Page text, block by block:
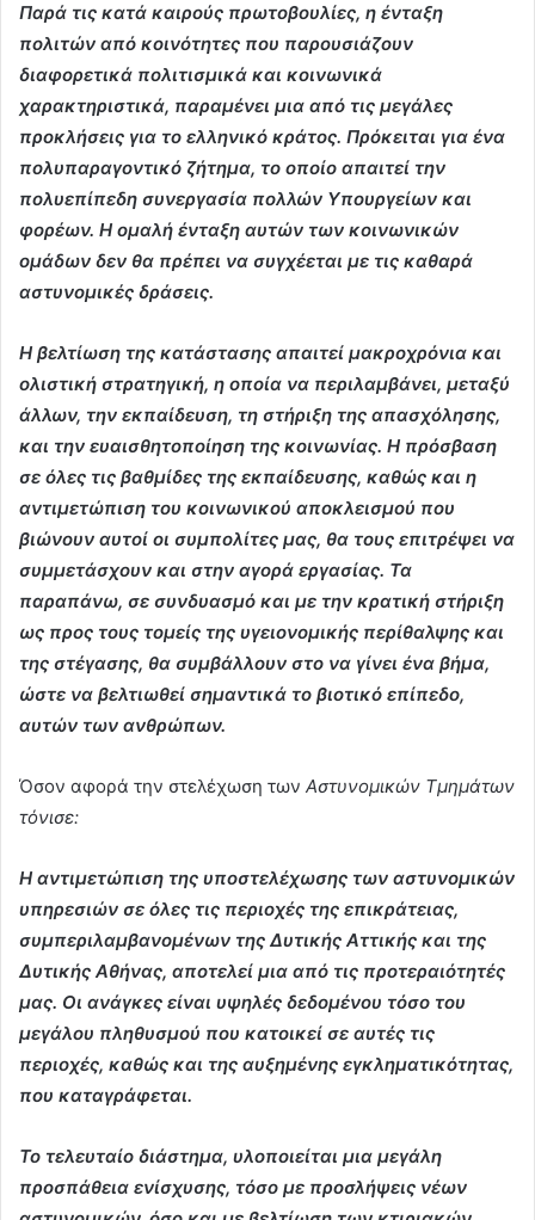
Παρά τις κατά καιρούς πρωτοβουλίες, η ένταξη
πολιτών από κοινότητες που παρουσιάζουν
διαφορετικά πολιτισμικά και κοινωνικά
χαρακτηριστικά, παραμένει μια από τις μεγάλες
προκλήσεις για το ελληνικό κράτος. Πρόκειται για ένα
πολυπαραγοντικό ζήτημα, το οποίο απαιτεί την
πολυεπίπεδη συνεργασία πολλών Υπουργείων και
φορέων. Η ομαλή ένταξη αυτών των κοινωνικών
ομάδων δεν θα πρέπει να συγχέεται με τις καθαρά
αστυνομικές δράσεις.
Η βελτίωση της κατάστασης απαιτεί μακροχρόνια και
ολιστική στρατηγική, η οποία να περιλαμβάνει, μεταξύ
άλλων, την εκπαίδευση, τη στήριξη της απασχόλησης,
και την ευαισθητοποίηση της κοινωνίας. Η πρόσβαση
σε όλες τις βαθμίδες της εκπαίδευσης, καθώς και η
αντιμετώπιση του κοινωνικού αποκλεισμού που
βιώνουν αυτοί οι συμπολίτες μας, θα τους επιτρέψει να
συμμετάσχουν και στην αγορά εργασίας. Τα
παραπάνω, σε συνδυασμό και με την κρατική στήριξη
ως προς τους τομείς της υγειονομικής περίθαλψης και
της στέγασης, θα συμβάλλουν στο να γίνει ένα βήμα,
ώστε να βελτιωθεί σημαντικά το βιοτικό επίπεδο,
αυτών των ανθρώπων.
Όσον αφορά την στελέχωση των Αστυνομικών Τμημάτων
τόνισε:
Η αντιμετώπιση της υποστελέχωσης των αστυνομικών
υπηρεσιών σε όλες τις περιοχές της επικράτειας,
συμπεριλαμβανομένων της Δυτικής Αττικής και της
Δυτικής Αθήνας, αποτελεί μια από τις προτεραιότητές
μας. Οι ανάγκες είναι υψηλές δεδομένου τόσο του
μεγάλου πληθυσμού που κατοικεί σε αυτές τις
περιοχές, καθώς και της αυξημένης εγκληματικότητας,
που καταγράφεται.
Το τελευταίο διάστημα, υλοποιείται μια μεγάλη
προσπάθεια ενίσχυσης, τόσο με προσλήψεις νέων